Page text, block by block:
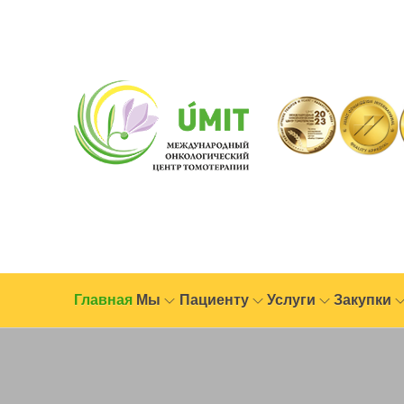
Главная Мы Пациенту Услуги Закупки